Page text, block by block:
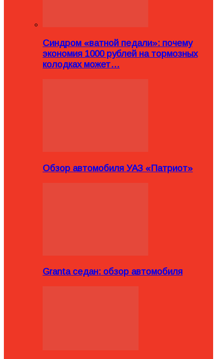
Синдром «ватной педали»: почему
экономия 1000 рублей на тормозных
колодках может…
Обзор автомобиля УАЗ «Патриот»
Granta седан: обзор автомобиля